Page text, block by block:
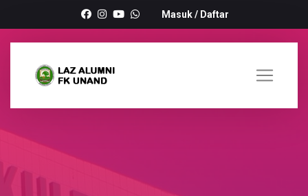
Masuk / Daftar